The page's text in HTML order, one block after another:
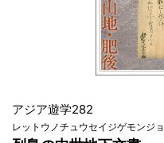
アジア遊学282
レットウノチュウセイジゲモンジョ